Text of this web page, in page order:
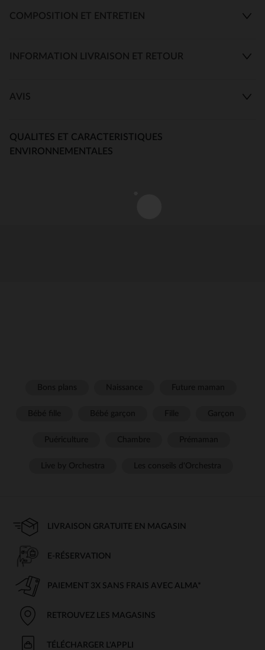
COMPOSITION ET ENTRETIEN
INFORMATION LIVRAISON ET RETOUR
AVIS
QUALITES ET CARACTERISTIQUES
ENVIRONNEMENTALES
LIVRAISON GRATUITE EN MAGASIN
E-RÉSERVATION
PAIEMENT 3X SANS FRAIS AVEC ALMA*
RETROUVEZ LES MAGASINS
TÉLÉCHARGER L'APPLI